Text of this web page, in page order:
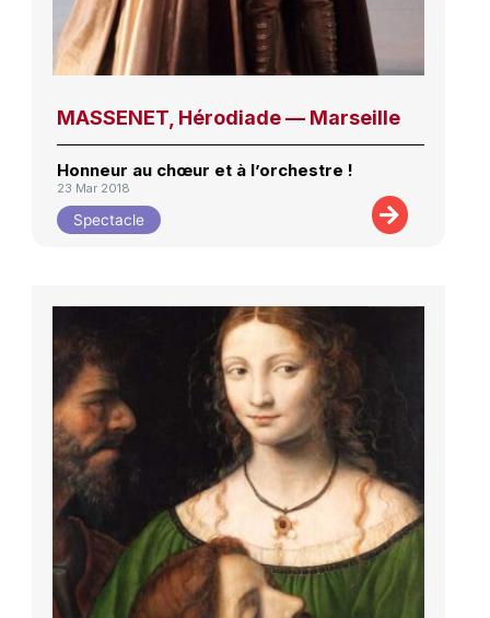
MASSENET, Hérodiade — Marseille
Honneur au chœur et à l’orchestre !
23 Mar 2018
Spectacle